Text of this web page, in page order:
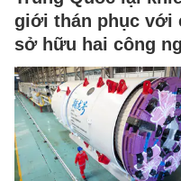
giới thán phục với
sở hữu hai công